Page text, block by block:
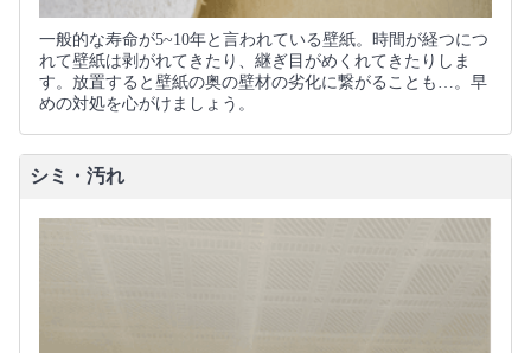
一般的な寿命が5~10年と言われている壁紙。時間が経つにつ
れて壁紙は剥がれてきたり、継ぎ目がめくれてきたりしま
す。放置すると壁紙の奥の壁材の劣化に繋がることも…。早
めの対処を心がけましょう。
シミ・汚れ